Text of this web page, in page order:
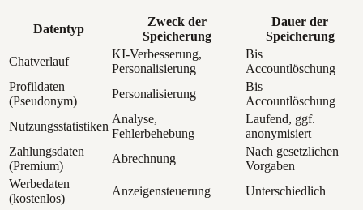
Datentyp
Zweck der
Speicherung
Dauer der
Speicherung
Chatverlauf
KI-Verbesserung,
Personalisierung
Bis
Accountlöschung
Profildaten
(Pseudonym)
Personalisierung
Bis
Accountlöschung
Nutzungsstatistiken
Analyse,
Fehlerbehebung
Laufend, ggf.
anonymisiert
Zahlungsdaten
(Premium)
Abrechnung
Nach gesetzlichen
Vorgaben
Werbedaten
(kostenlos)
Anzeigensteuerung Unterschiedlich